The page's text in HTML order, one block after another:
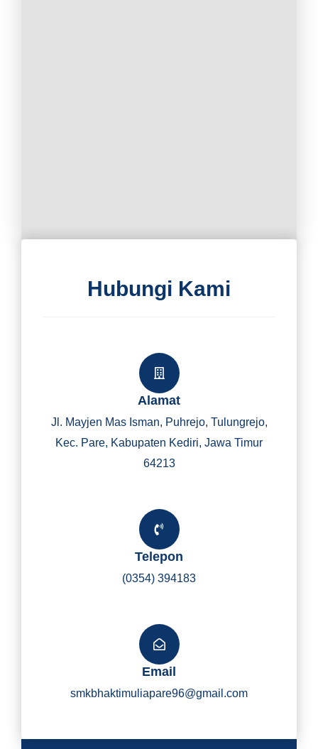
Y
I
Hubungi Kami
Alamat
Jl. Mayjen Mas Isman, Puhrejo, Tulungrejo,
Kec. Pare, Kabupaten Kediri, Jawa Timur
64213
Telepon
(0354) 394183
Email
smkbhaktimuliapare96@gmail.com